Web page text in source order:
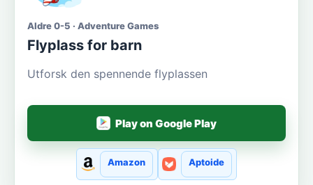
Aldre 0-5 · Adventure Games
Flyplass for barn
Utforsk den spennende flyplassen
Play on Google Play
Amazon Aptoide